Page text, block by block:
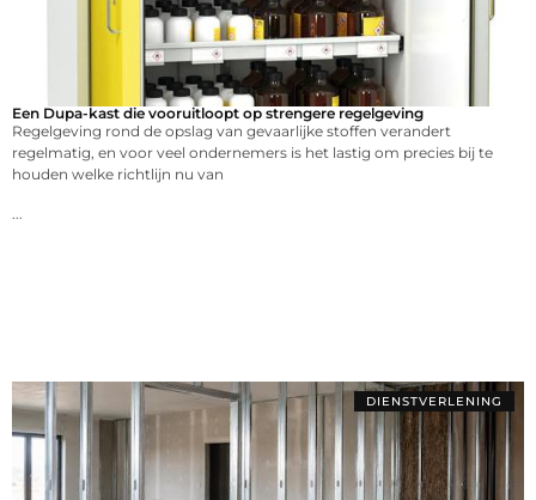
Een Dupa-kast die vooruitloopt op strengere regelgeving
Regelgeving rond de opslag van gevaarlijke stoffen verandert
regelmatig, en voor veel ondernemers is het lastig om precies bij te
houden welke richtlijn nu van
DIENSTVERLENING